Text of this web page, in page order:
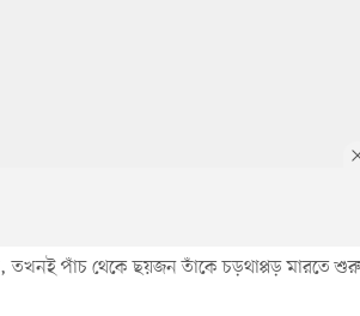
তখনই পাঁচ থেকে ছয়জন তাঁকে চড়থাপ্পড় মারতে শুরু